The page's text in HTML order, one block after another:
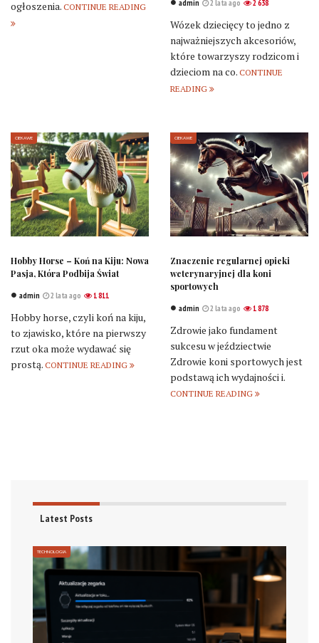
ogłoszenia. CONTINUE READING admin 2 lata ago 2 638
Wózek dziecięcy to jedno z
najważniejszych akcesoriów,
które towarzyszy rodzicom i
dzieciom na co. CONTINUE
READING
CIEKAWE
Hobby Horse – Koń na Kiju: Nowa
Pasja, Która Podbija Świat
admin 2 lata ago 1 811
Hobby horse, czyli koń na kiju,
to zjawisko, które na pierwszy
rzut oka może wydawać się
prostą. CONTINUE READING
CIEKAWE
Znaczenie regularnej opieki
weterynaryjnej dla koni
sportowych
admin 2 lata ago 1 878
Zdrowie jako fundament
sukcesu w jeździectwie
Zdrowie koni sportowych jest
podstawą ich wydajności i.
CONTINUE READING
Latest Posts
TECHNOLOGIA